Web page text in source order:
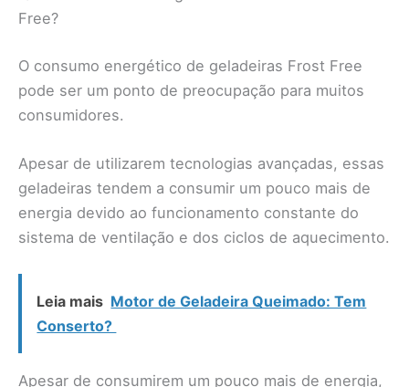
Free?
O consumo energético de geladeiras Frost Free
pode ser um ponto de preocupação para muitos
consumidores.
Apesar de utilizarem tecnologias avançadas, essas
geladeiras tendem a consumir um pouco mais de
energia devido ao funcionamento constante do
sistema de ventilação e dos ciclos de aquecimento.
Leia mais Motor de Geladeira Queimado: Tem
Conserto?
Apesar de consumirem um pouco mais de energia,